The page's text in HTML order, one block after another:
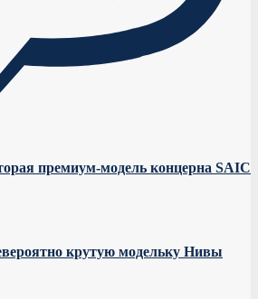
премиум-модель концерна SAIC
крутую модельку Нивы